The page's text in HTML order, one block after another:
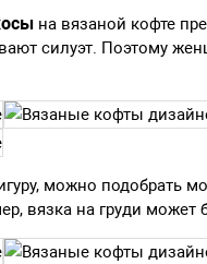
на вязаной кофте
силуэт. Поэтому
можно подобрать
вязка на груди